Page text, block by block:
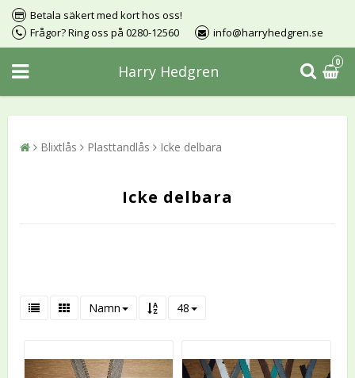
Betala säkert med kort hos oss!
Frågor? Ring oss på 0280-12560
info@harryhedgren.se
Harry Hedgren
0
Blixtlås Plasttandlås Icke delbara
Icke delbara
Namn 48